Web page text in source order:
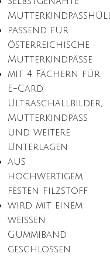
passend für
österreichische
Mutterkindpässe
mit 4 Fächern für
E-Card,
Ultraschallbilder,
Mutterkindpass
und weitere
Unterlagen
aus
hochwertigem,
festen Filzstoff
wird mit einem
weißen
Gummiband
geschlossen